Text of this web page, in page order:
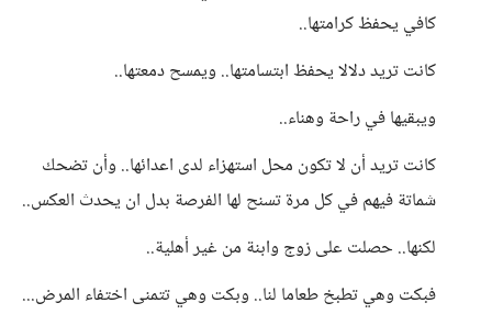
كافي يحفظ كرامتها..
كانت تريد دلالا يحفظ ابتسامتها.. ويمسح دمعتها..
ويبقيها في راحة وهناء..
كانت تريد أن لا تكون محل استهزاء لدى اعدائها.. وأن تضحك
شماتة فيهم في كل مرة تسنح لها الفرصة بدل ان يحدث العكس..
لكنها.. حصلت على زوج وابنة من غير أهلية..
فبكت وهي تطبخ طعاما لنا.. وبكت وهي تتمنى اختفاء المرض...